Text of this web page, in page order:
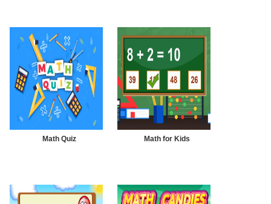
Math Quiz Math for Kids